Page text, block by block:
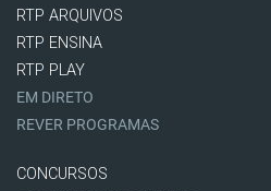
RTP ARQUIVOS
RTP ENSINA
RTP PLAY
EM DIRETO
REVER PROGRAMAS
CONCURSOS